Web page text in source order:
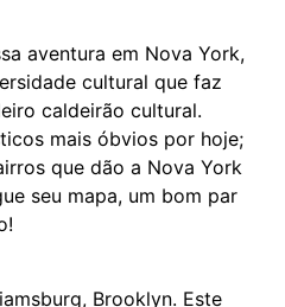
aventura em Nova York,
cultural que faz
caldeirão cultural.
mais óbvios por hoje;
que dão a Nova York
seu mapa, um bom par
Brooklyn. Este